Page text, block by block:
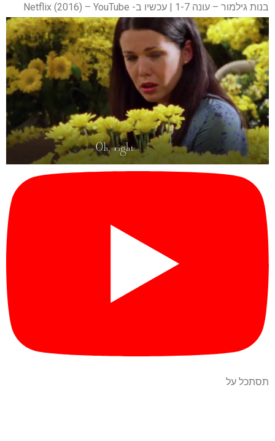
בנות גילמור – עונה 1-7 | עכשיו ב- Netflix (2016) – YouTube
תסתכל על